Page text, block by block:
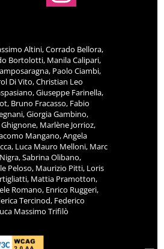
Altini, Corrado Bellora,
Bortolotti, Manila Calipari,
Paolo Ciambi,
Di Vito, Christian Leo
Giuseppe Farinella,
Bruno Fracasso, Fabio
Giorgia Gambino,
Marlène Jorrioz,
Mangano, Angela
Luca Mauro Melloni, Marc
Sabrina Olibano,
Peloso, Maurizio Pitti, Loris
Mattia Pramotton,
Romano, Enrico Ruggeri,
Tercinod, Federico
Massimo Trifilò